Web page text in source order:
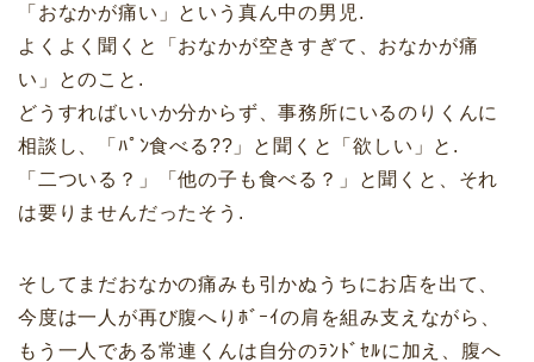
「おなかが痛い」という真ん中の男児.
よくよく聞くと「おなかが空きすぎて、おなかが痛
い」とのこと.
どうすればいいか分からず、事務所にいるのりくんに
相談し、「ﾊﾟﾝ食べる??」と聞くと「欲しい」と.
「二ついる？」「他の子も食べる？」と聞くと、それ
は要りませんだったそう.
そしてまだおなかの痛みも引かぬうちにお店を出て、
今度は一人が再び腹へりﾎﾞｰｲの肩を組み支えながら、
もう一人である常連くんは自分のﾗﾝﾄﾞｾﾙに加え、腹へ